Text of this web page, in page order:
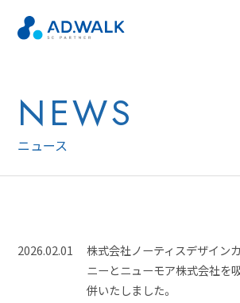
NEWS
ニュース
2026.02.01
株式会社ノーティスデザイン
ニーとニューモア株式会社を
併いたしました。